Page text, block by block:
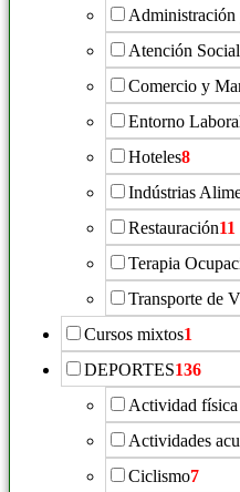
Atención
Comercio y
Entorno
Hoteles8
Indústrias
Restauración11
Terapia
Transporte de
Cursos mixtos1
DEPORTES136
Actividad
Actividades
Ciclismo7